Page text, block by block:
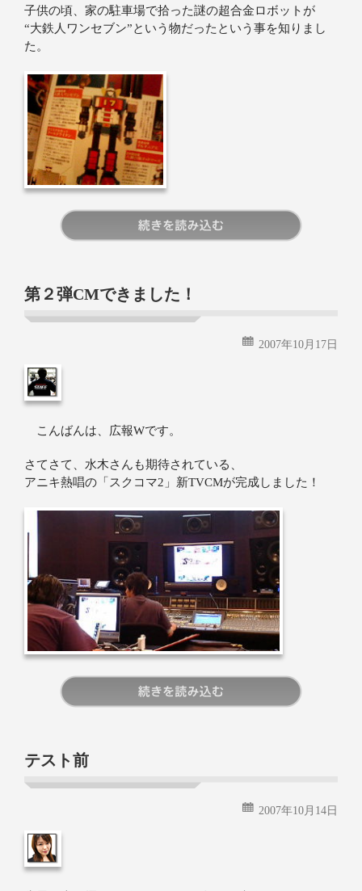
子供の頃、家の駐車場で拾った謎の超合金ロボットが
“大鉄人ワンセブン”という物だったという事を知りまし
た。
第２弾CMできました！
2007年10月17日
こんばんは、広報Wです。
さてさて、水木さんも期待されている、
アニキ熱唱の「スクコマ2」新TVCMが完成しました！
テスト前
2007年10月14日